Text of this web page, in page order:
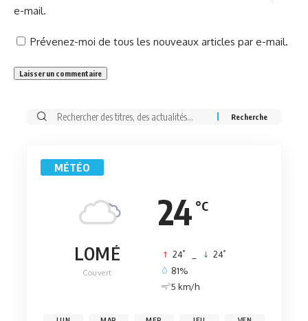
e-mail.
Prévenez-moi de tous les nouveaux articles par e-mail.
Rechercher:
MÉTÉO
24 °C
LOMÉ
Couvert
24° 24°
81%
5 km/h